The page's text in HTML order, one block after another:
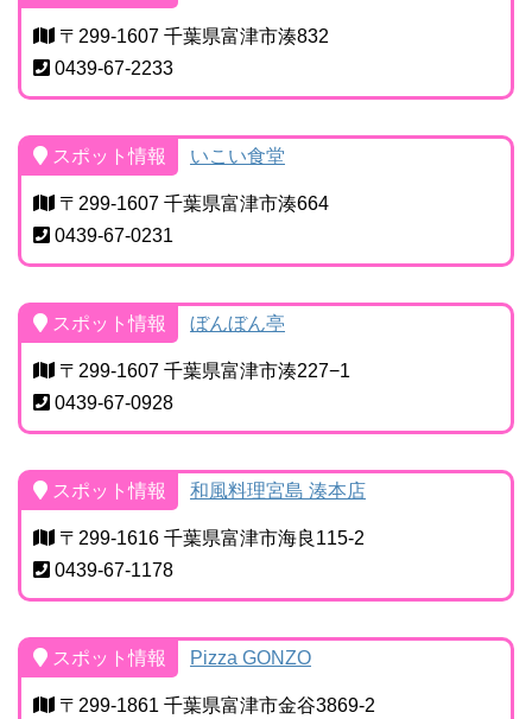
〒299-1607 千葉県富津市湊832
0439-67-2233
スポット情報 いこい食堂
〒299-1607 千葉県富津市湊664
0439-67-0231
スポット情報 ぼんぼん亭
〒299-1607 千葉県富津市湊227−1
0439-67-0928
スポット情報 和風料理宮島 湊本店
〒299-1616 千葉県富津市海良115-2
0439-67-1178
スポット情報 Pizza GONZO
〒299-1861 千葉県富津市金谷3869-2